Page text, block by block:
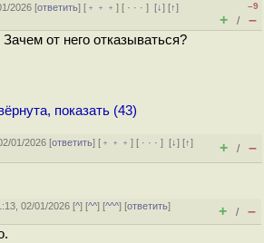
2026 [ответить] [ ﹢﹢﹢] [ · · ·][↓] [↑]
–9
+ / –
от него отказываться?
показать (43)
01/2026 [ответить] [ ﹢﹢﹢] [ · · ·][↓] [↑]
+ / –
02/01/2026 [^] [^^] [^^^] [ответить]
+ / –